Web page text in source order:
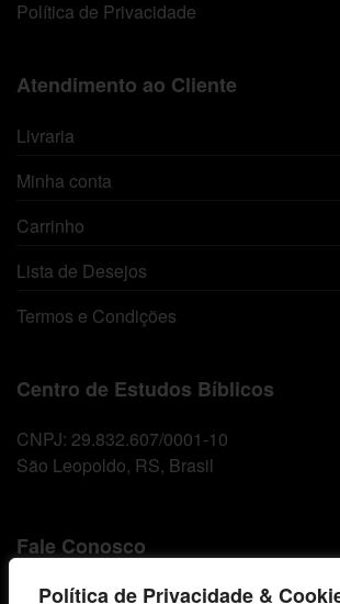
Política de Privacidade &
Política de Privacidade
Atendimento ao Cliente
Livraria
Minha conta
Carrinho
Lista de Desejos
Termos e Condições
Centro de Estudos Bíblicos
CNPJ: 29.832.607/0001-10
São Leopoldo, RS, Brasil
Fale Conosco
E-mails